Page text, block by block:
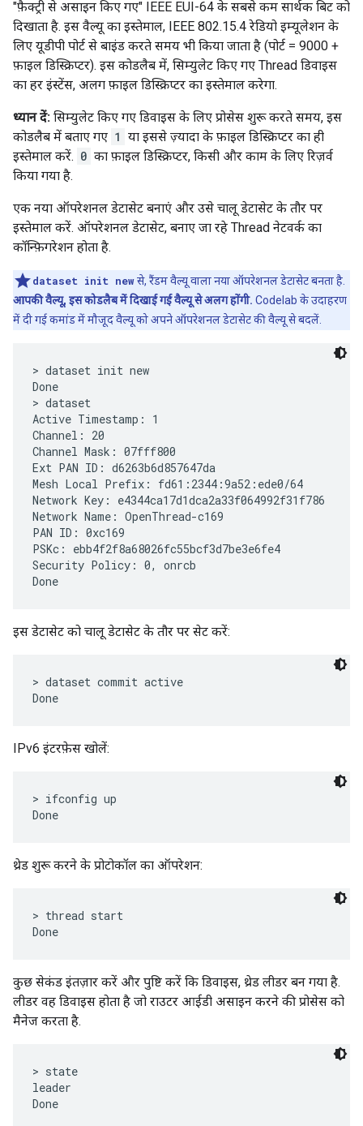
"फ़ैक्ट्री से असाइन किए गए" IEEE EUI-64 के सबसे कम सार्थक बिट को
दिखाता है. इस वैल्यू का इस्तेमाल, IEEE 802.15.4 रेडियो इम्यूलेशन के
लिए यूडीपी पोर्ट से बाइंड करते समय भी किया जाता है (पोर्ट = 9000 +
फ़ाइल डिस्क्रिप्टर). इस कोडलैब में, सिम्युलेट किए गए Thread डिवाइस
का हर इंस्टेंस, अलग फ़ाइल डिस्क्रिप्टर का इस्तेमाल करेगा.
ध्यान दें: सिम्युलेट किए गए डिवाइस के लिए प्रोसेस शुरू करते समय, इस
कोडलैब में बताए गए 1 या इससे ज़्यादा के फ़ाइल डिस्क्रिप्टर का ही
इस्तेमाल करें. 0 का फ़ाइल डिस्क्रिप्टर, किसी और काम के लिए रिज़र्व
किया गया है.
एक नया ऑपरेशनल डेटासेट बनाएं और उसे चालू डेटासेट के तौर पर
इस्तेमाल करें. ऑपरेशनल डेटासेट, बनाए जा रहे Thread नेटवर्क का
कॉन्फ़िगरेशन होता है.
dataset init newसे, रैंडम वैल्यू वाला नया ऑपरेशनल डेटासेट बनता है.
आपकी वैल्यू, इस कोडलैब में दिखाई गई वैल्यू से अलग होंगी. Codelab के उदाहरण
में दी गई कमांड में मौजूद वैल्यू को अपने ऑपरेशनल डेटासेट की वैल्यू से बदलें.
> dataset init new
Done
> dataset
Active Timestamp: 1
Channel: 20
Channel Mask: 07fff800
Ext PAN ID: d6263b6d857647da
Mesh Local Prefix: fd61:2344:9a52:ede0/64
Network Key: e4344ca17d1dca2a33f064992f31f786
Network Name: OpenThread-c169
PAN ID: 0xc169
PSKc: ebb4f2f8a68026fc55bcf3d7be3e6fe4
Security Policy: 0, onrcb
इस डेटासेट को चालू डेटासेट के तौर पर सेट करें:
> dataset commit active
IPv6 इंटरफ़ेस खोलें:
> ifconfig up
थ्रेड शुरू करने के प्रोटोकॉल का ऑपरेशन:
> thread start
कुछ सेकंड इंतज़ार करें और पुष्टि करें कि डिवाइस, थ्रेड लीडर बन गया है.
लीडर वह डिवाइस होता है जो राउटर आईडी असाइन करने की प्रोसेस को
मैनेज करता है.
> state
leader